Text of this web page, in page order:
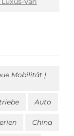
Mobilität |
Auto
China